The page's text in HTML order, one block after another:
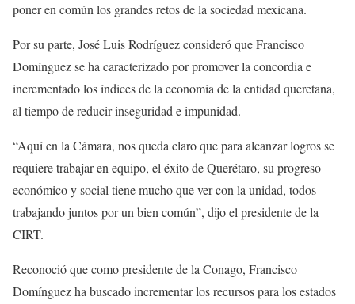
poner en común los grandes retos de la sociedad mexicana.
Por su parte, José Luis Rodríguez consideró que Francisco
Domínguez se ha caracterizado por promover la concordia e
incrementado los índices de la economía de la entidad queretana,
al tiempo de reducir inseguridad e impunidad.
“Aquí en la Cámara, nos queda claro que para alcanzar logros se
requiere trabajar en equipo, el éxito de Querétaro, su progreso
económico y social tiene mucho que ver con la unidad, todos
trabajando juntos por un bien común”, dijo el presidente de la
CIRT.
Reconoció que como presidente de la Conago, Francisco
Domínguez ha buscado incrementar los recursos para los estados